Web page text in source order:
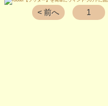
< 前へ 1